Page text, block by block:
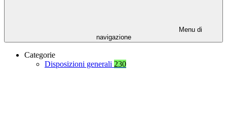
Menu di
navigazione
Categorie
Disposizioni generali 230